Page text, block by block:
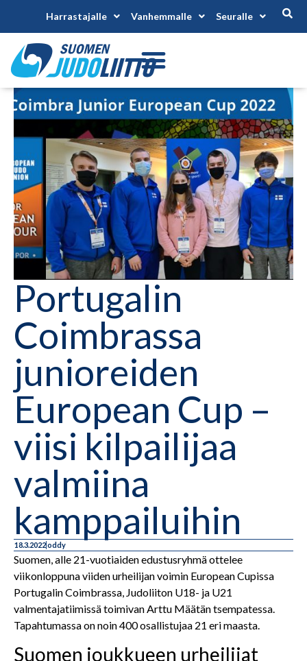
Harrastajalle Vanhemmalle Seuralle
Portugalin
Coimbrassa
junioreiden
European Cup –
viisi kilpailijaa
valmiina
kamppailuihin
18.3.2022oddy
Suomen, alle 21-vuotiaiden edustusryhmä ottelee
viikonloppuna viiden urheilijan voimin European Cupissa
Portugalin Coimbrassa, Judoliiton U18- ja U21
valmentajatiimissä toimivan Arttu Määtän tsempatessa.
Tapahtumassa on noin 400 osallistujaa 21 eri maasta.
Suomen joukkueen urheilijat